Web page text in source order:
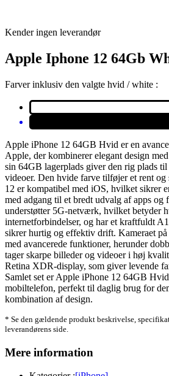
Kender ingen leverandør
Apple Iphone 12 64Gb
Farver inklusiv den valgte hvid / white :
Apple iPhone 12 64GB Hvid er en
Apple, der kombinerer elegant design
sin 64GB lagerplads giver den rig plads
videoer. Den hvide farve tilføjer et rent og
12 er kompatibel med iOS, hvilket sikrer
med adgang til et bredt udvalg af apps og
understøtter 5G-netværk, hvilket betyder
internetforbindelser, og har et kraftfuldt
sikrer hurtig og effektiv drift. Kameraet
med avancerede funktioner, herunder
tager skarpe billeder og videoer i høj
Retina XDR-display, som giver levende
Samlet set er Apple iPhone 12 64GB
mobiltelefon, perfekt til daglig brug for
kombination af design.
* Se den gældende produkt beskrivelse,
leverandørens side.
Mere information